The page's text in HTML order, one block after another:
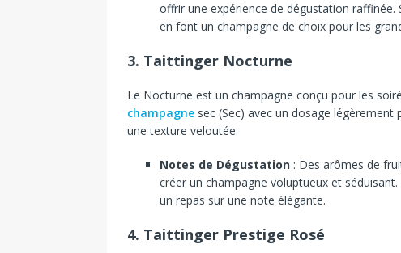
offrir une expérience de dégustation raffinée.
en font un champagne de choix pour les
3. Taittinger Nocturne
Le Nocturne est un champagne conçu pour les
champagne sec (Sec) avec un dosage légèrement
unetexture veloutée.
Notes de Dégustation : Des arômes de
créer un champagne voluptueux et séduisant.
un repas sur une note élégante.
4. Taittinger Prestige Rosé